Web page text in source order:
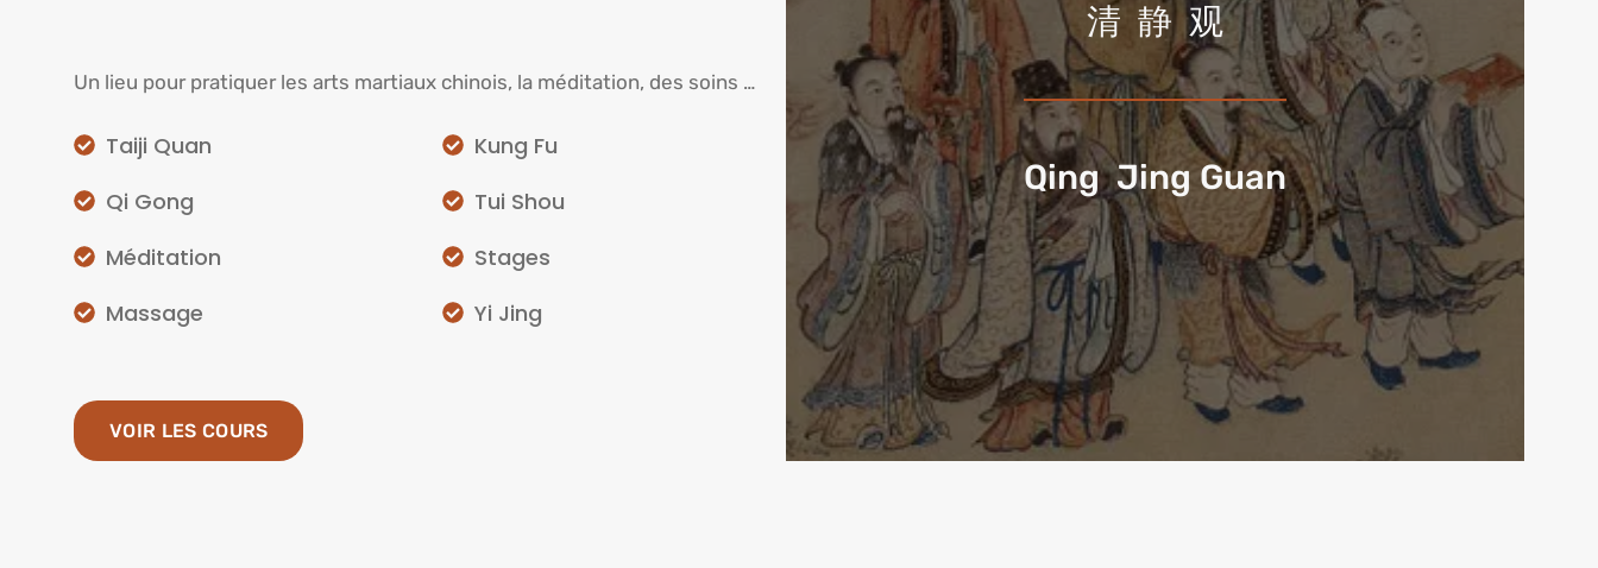
Un lieu pour pratiquer les arts martiaux chinois, la méditation, des soins …
Taiji Quan
Qi Gong
Méditation
Massage
Kung Fu
Tui Shou
Stages
Yi Jing
VOIR LES COURS
清 静 观
Qing Jing Guan